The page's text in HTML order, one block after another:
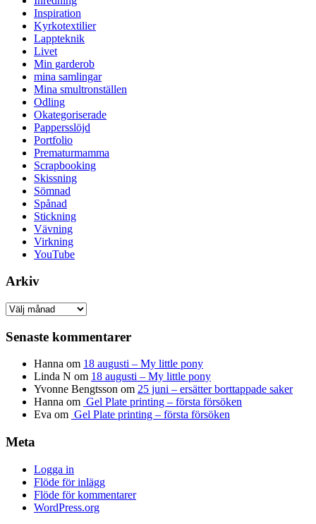
Inspiration
Kyrkotextilier
Lappteknik
Livet
Min garderob
mina samlingar
Mina smultronställen
Odling
Okategoriserade
Pappersslöjd
Portfolio
Prematurmamma
Scrapbooking
Skissning
Sömnad
Spånad
Stickning
Vävning
Virkning
YouTube
Arkiv
Arkiv
Senaste kommentarer
Hanna om 18 augusti – My little pony
Linda N om 18 augusti – My little pony
Yvonne Bengtsson om 25 juni – ersätter borttappade saker
Hanna om Gel Plate printing – första försöken
Eva om Gel Plate printing – första försöken
Meta
Logga in
Flöde för inlägg
Flöde för kommentarer
WordPress.org